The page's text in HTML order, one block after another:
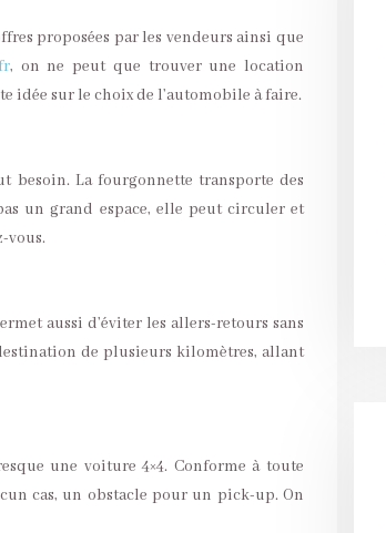
proposées par les vendeurs ainsi que
, on ne peut que trouver une location
sur le choix de l’automobile à faire.
besoin. La fourgonnette transporte des
un grand espace, elle peut circuler et
vous.
aussi d’éviter les allers-retours sans
de plusieurs kilomètres, allant
une voiture 4×4. Conforme à toute
cas, un obstacle pour un pick-up. On